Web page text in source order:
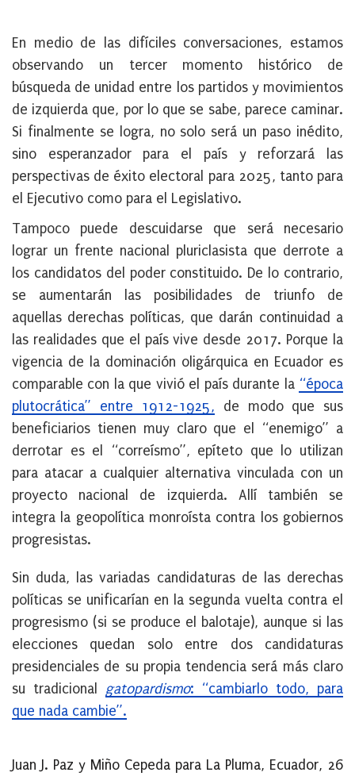
En medio de las difíciles conversaciones, estamos
observando un tercer momento histórico de
búsqueda de unidad entre los partidos y movimientos
de izquierda que, por lo que se sabe, parece caminar.
Si finalmente se logra, no solo será un paso inédito,
sino esperanzador para el país y reforzará las
perspectivas de éxito electoral para 2025, tanto para
el Ejecutivo como para el Legislativo.
Tampoco puede descuidarse que será necesario
lograr un frente nacional pluriclasista que derrote a
los candidatos del poder constituido. De lo contrario,
se aumentarán las posibilidades de triunfo de
aquellas derechas políticas, que darán continuidad a
las realidades que el país vive desde 2017. Porque la
vigencia de la dominación oligárquica en Ecuador es
comparable con la que vivió el país durante la “época
plutocrática” entre 1912-1925, de modo que sus
beneficiarios tienen muy claro que el “enemigo” a
derrotar es el “correísmo”, epíteto que lo utilizan
para atacar a cualquier alternativa vinculada con un
proyecto nacional de izquierda. Allí también se
integra la geopolítica monroísta contra los gobiernos
progresistas.
Sin duda, las variadas candidaturas de las derechas
políticas se unificarían en la segunda vuelta contra el
progresismo (si se produce el balotaje), aunque si las
elecciones quedan solo entre dos candidaturas
presidenciales de su propia tendencia será más claro
su tradicional gatopardismo: “cambiarlo todo, para
que nada cambie”.
Juan J. Paz y Miño Cepeda para La Pluma, Ecuador, 26